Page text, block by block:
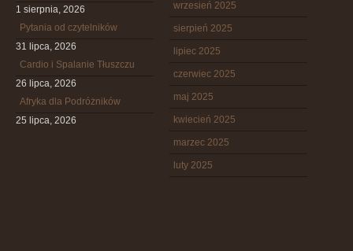
1 sierpnia, 2026
Pytania od czytelników
31 lipca, 2026
Cardio i Spalanie Tłuszczu
26 lipca, 2026
Afryka dla Podróżników
25 lipca, 2026
wrzesień 2025
sierpień 2025
lipiec 2025
czerwiec 2025
maj 2025
kwiecień 2025
marzec 2025
luty 2025